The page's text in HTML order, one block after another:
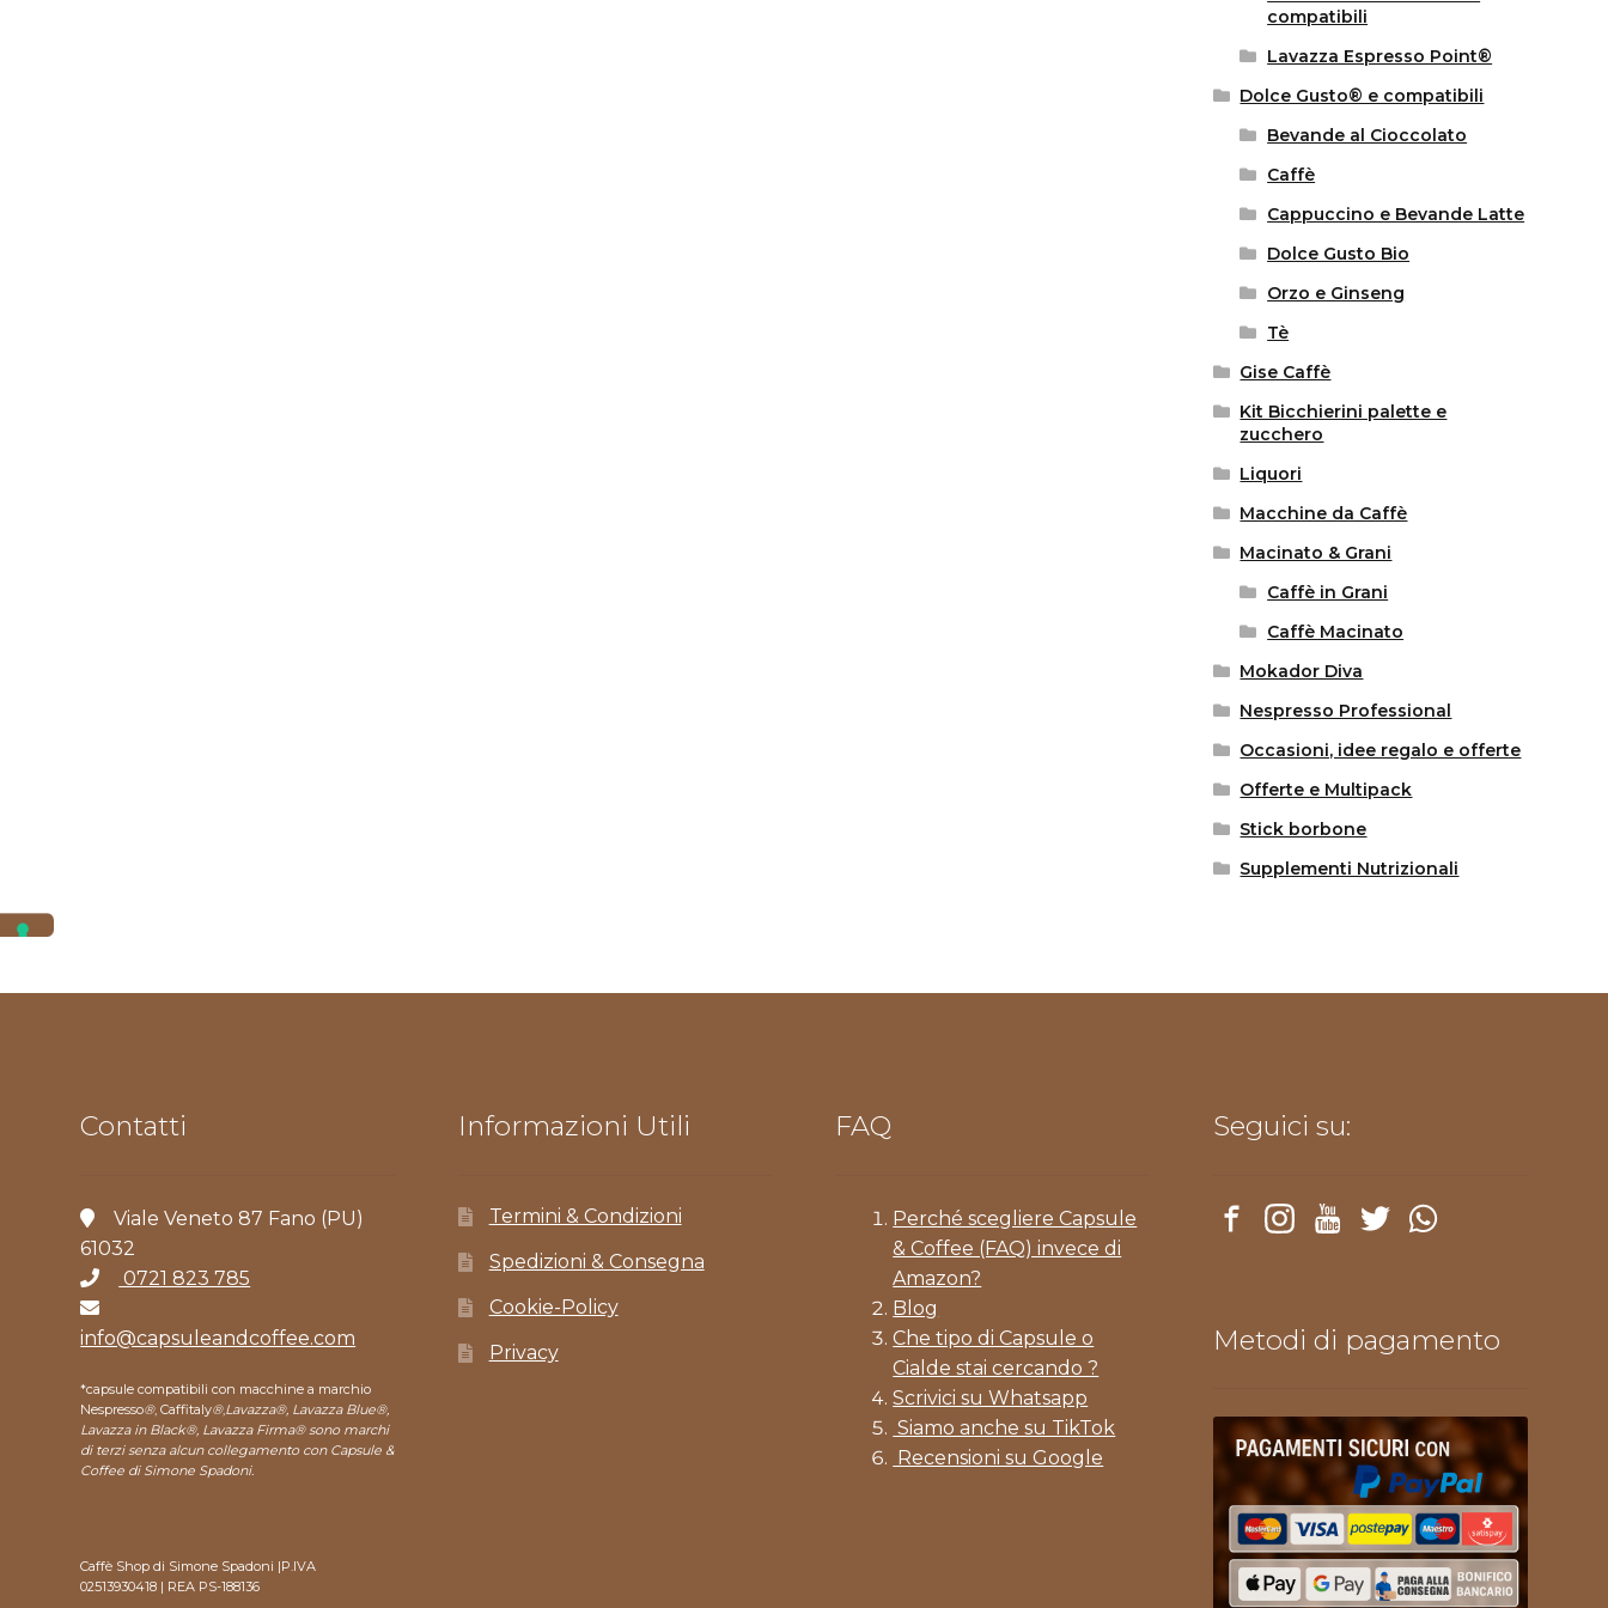
compatibili
Lavazza Espresso Point®
Dolce Gusto® e compatibili
Bevande al Cioccolato
Caffè
Cappuccino e Bevande Latte
Dolce Gusto Bio
Orzo e Ginseng
Tè
Gise Caffè
Kit Bicchierini palette e
zucchero
Liquori
Macchine da Caffè
Macinato & Grani
Caffè in Grani
Caffè Macinato
Mokador Diva
Nespresso Professional
Occasioni, idee regalo e offerte
Offerte e Multipack
Stick borbone
Supplementi Nutrizionali
Contatti
Viale Veneto 87 Fano (PU)
61032
0721 823 785
info@capsuleandcoffee.com
*capsule compatibili con macchine a marchio
Nespresso®, Caffitaly®,Lavazza®, Lavazza Blue®,
Lavazza in Black®, Lavazza Firma® sono marchi
di terzi senza alcun collegamento con Capsule &
Coffee di Simone Spadoni.
Caffè Shop di Simone Spadoni |P.IVA
02513930418 | REA PS-188136
Informazioni Utili
Termini & Condizioni
Spedizioni & Consegna
Cookie-Policy
Privacy
FAQ
Perché scegliere Capsule
& Coffee (FAQ) invece di
Amazon?
Blog
Che tipo di Capsule o
Cialde stai cercando ?
Scrivici su Whatsapp
Siamo anche su TikTok
Recensioni su Google
Seguici su:
Metodi di pagamento